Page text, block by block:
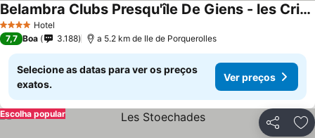
4 EstrelasHotel
Belambra Clubs Presqu'île De Giens - les Criques
7,7 Boa 3.188 a 5.2 km de Ile de Porquerolles
Selecione as datas para ver os preços
exatos.
Ver preços
Partilhar
Escolha popular